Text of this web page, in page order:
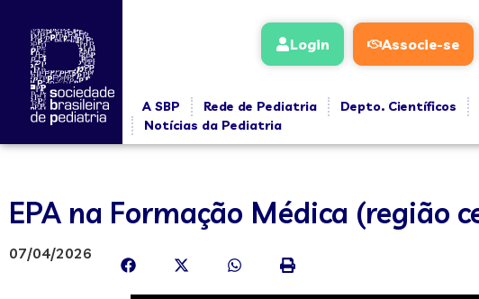
Login Associe-se
A SBP Rede de Pediatria Depto. Científicos
Notícias da Pediatria
EPA na Formação Médica (região
07/04/2026